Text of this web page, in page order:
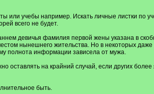
учебы например. Искать личные листки по
всего не будет.
девичья фамилия первой жены указана в
нынешнего жительства. Но в некоторых
полнота информации зависела от мужа.
на крайний случай, если других более
быть.